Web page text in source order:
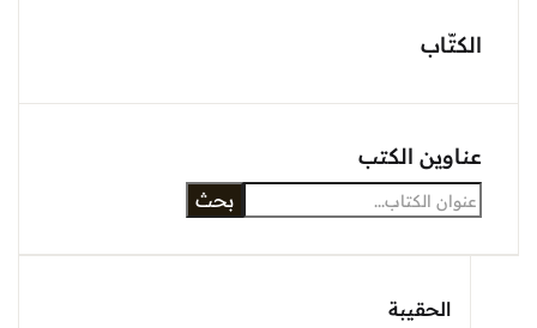
الحقيبة
الكتّاب
عناوين الكتب
بحث